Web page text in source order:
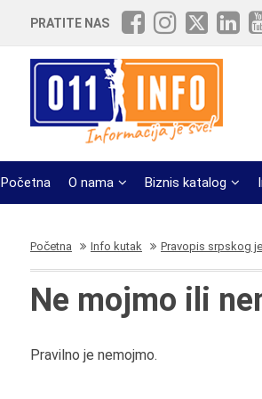
PRATITE NAS
Početna O nama Biznis katalog
Početna Info kutak Pravopis srpskog
Ne mojmo ili
Pravilno je nemojmo.